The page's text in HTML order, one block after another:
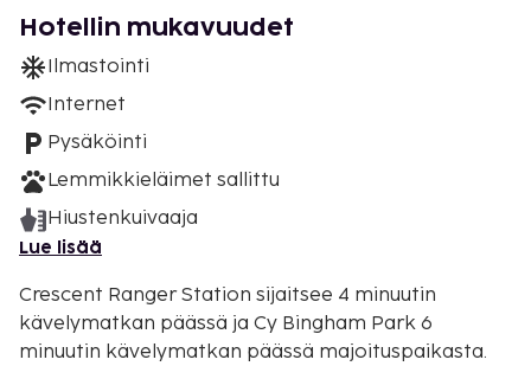
Hotellin mukavuudet
Ilmastointi
Internet
Pysäköinti
Lemmikkieläimet sallittu
Hiustenkuivaaja
Lue lisää
Crescent Ranger Station sijaitsee 4 minuutin
kävelymatkan päässä ja Cy Bingham Park 6
minuutin kävelymatkan päässä majoituspaikasta.